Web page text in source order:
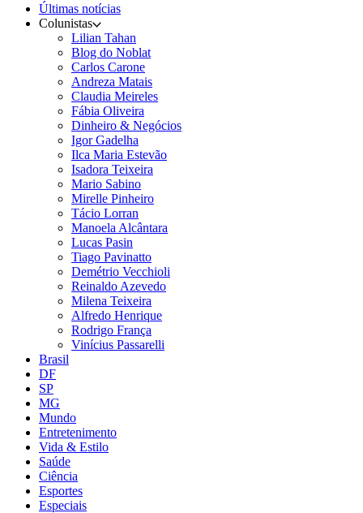
Últimas notícias
Colunistas
Lilian Tahan
Blog do Noblat
Carlos Carone
Andreza Matais
Claudia Meireles
Fábia Oliveira
Dinheiro & Negócios
Igor Gadelha
Ilca Maria Estevão
Isadora Teixeira
Mario Sabino
Mirelle Pinheiro
Tácio Lorran
Manoela Alcântara
Lucas Pasin
Tiago Pavinatto
Demétrio Vecchioli
Reinaldo Azevedo
Milena Teixeira
Alfredo Henrique
Rodrigo França
Vinícius Passarelli
Brasil
DF
SP
MG
Mundo
Entretenimento
Vida & Estilo
Saúde
Ciência
Esportes
Especiais